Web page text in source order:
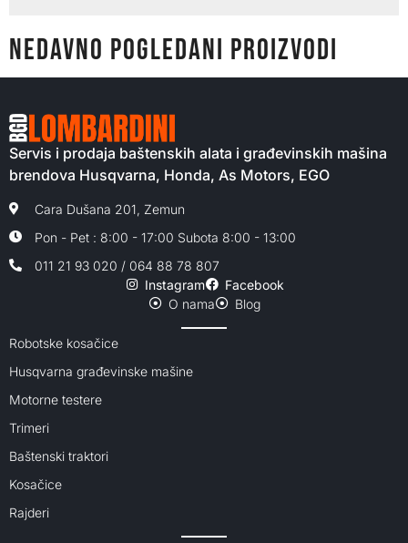
NEDAVNO POGLEDANI PROIZVODI
Servis i prodaja baštenskih alata i građevinskih mašina
brendova Husqvarna, Honda, As Motors, EGO
Cara Dušana 201, Zemun
Pon - Pet : 8:00 - 17:00 Subota 8:00 - 13:00
011 21 93 020 / 064 88 78 807
Instagram
Facebook
O nama
Blog
Robotske kosačice
Husqvarna građevinske mašine
Motorne testere
Trimeri
Baštenski traktori
Kosačice
Rajderi